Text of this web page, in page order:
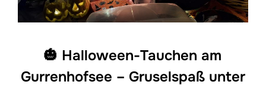
🎃 Halloween-Tauchen am
Gurrenhofsee – Gruselspaß unter